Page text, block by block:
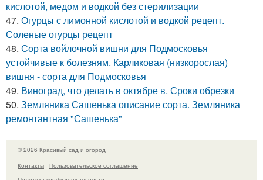
кислотой, медом и водкой без стерилизации
47. Огурцы с лимонной кислотой и водкой рецепт.
Соленые огурцы рецепт
48. Сорта войлочной вишни для Подмосковья
устойчивые к болезням. Карликовая (низкорослая)
вишня - сорта для Подмосковья
49. Виноград, что делать в октябре в. Сроки обрезки
50. Земляника Сашенька описание сорта. Земляника
ремонтантная "Сашенька"
© 2026 Красивый сад и огород
Контакты
Пользовательское соглашение